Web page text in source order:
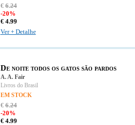
€6.24
-20%
€ 4.99
Ver + Detalhe
De noite todos os gatos são pardos
A. A. Fair
Livros do Brasil
EM STOCK
€6.24
-20%
€ 4.99